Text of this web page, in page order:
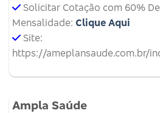
Solicitar Cotação com 60%
Mensalidade: Clique Aqui
Site:
https://ameplansaude.com.br/
Ampla Saúde